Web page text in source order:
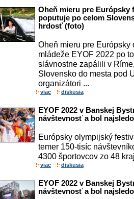
Oheň mieru pre Európsky
poputuje po celom
hrdosť (foto)
Oheň mieru pre Európsky
mládeže EYOF 2022 po
slávnostne zapálili v
Slovensko do mesta pod
organizátori ...
viac diskusia
EYOF 2022 v Banskej
návštevnosť a bol
Európsky olympijský
temer 150-tisíc
4300 športovcov zo 48
viac diskusia
EYOF 2022 v Banskej
návštevnosť a bol